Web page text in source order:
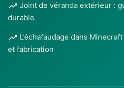
Joint de véranda extérieur :
durable
L’échafaudage dans
et fabrication